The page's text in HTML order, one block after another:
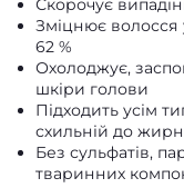
Скорочує
Зміцнює волосся
62 %
Охолоджує,
шкіри голови
Підходить усім
схильній до
Без сульфатів,
тваринних